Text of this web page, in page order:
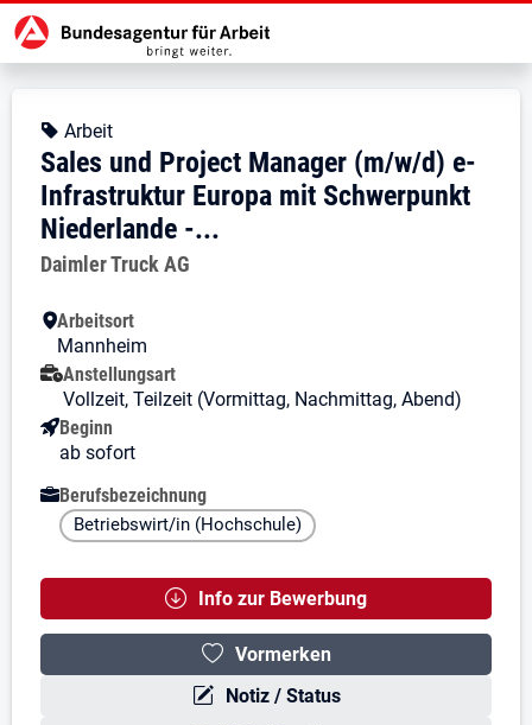
Zur Jobsuche Startseite
Stellendetails zu: Sales und
Sales und Project Manager
Sales und Project Manager (m/
Kopfbereich
Angebotsart:
Arbeit
Sales und Project Manager (m/w/d) e-
Infrastruktur Europa mit Schwerpunkt
Niederlande -...
Arbeitgeber:
Daimler Truck AG
Besondere Merkmale
Arbeitsort
Mannheim
Anstellungsart
Vollzeit, Teilzeit (Vormittag, Nachmittag, Abend)
Beginn
ab sofort
Berufsbezeichnung
Betriebswirt/in (Hochschule)
Info zur Bewerbung
Vormerken
Notiz / Status